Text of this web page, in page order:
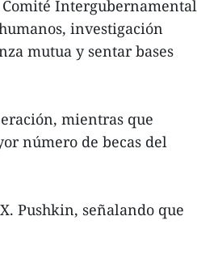
Intergubernamental
investigación
mutua y sentar bases
mientras que
número de becas del
Pushkin, señalando que